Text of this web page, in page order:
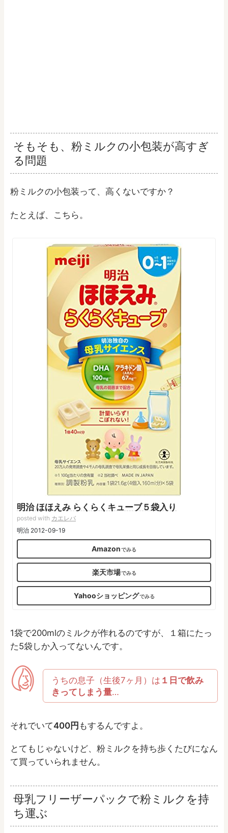
そもそも、粉ミルクの小包装が高すぎ
る問題
粉ミルクの小包装って、高くないですか？
たとえば、こちら。
明治 ほほえみ らくらくキューブ５袋入り
posted with カエレバ
明治 2012-09-19
Amazon
楽天市場
Yahooショッピング
1袋で200mlのミルクが作れるのですが、１箱にたっ
た5袋しか入ってないんです。
うちの息子（生後7ヶ月）は １日で飲み
きってしまう量…
それでいて400円 もするんですよ。
とてもじゃないけど、粉ミルクを持ち歩くたびになん
て買っていられません。
母乳フリーザーパックで粉ミルクを持
ち運ぶ